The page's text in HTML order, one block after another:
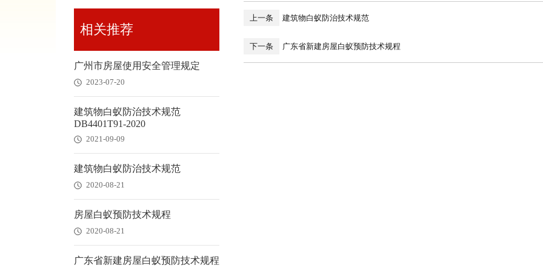
相关推荐
广州市房屋使用安全管理规定
2023-07-20
建筑物白蚁防治技术规范
DB4401T91-2020
2021-09-09
建筑物白蚁防治技术规范
2020-08-21
房屋白蚁预防技术规程
2020-08-21
广东省新建房屋白蚁预防技术规程
上一条 建筑物白蚁防治技术规范
下一条 广东省新建房屋白蚁预防技术规程